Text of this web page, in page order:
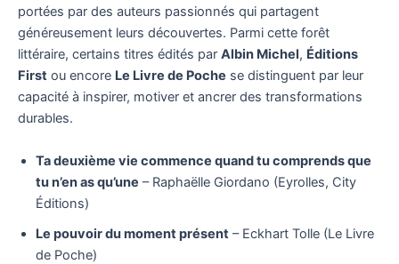
portées par des auteurs passionnés qui partagent
généreusement leurs découvertes. Parmi cette forêt
littéraire, certains titres édités par Albin Michel, Éditions
First ou encore Le Livre de Poche se distinguent par leur
capacité à inspirer, motiver et ancrer des transformations
durables.
Ta deuxième vie commence quand tu comprends que
tu n’en as qu’une – Raphaëlle Giordano (Eyrolles, City
Éditions)
Le pouvoir du moment présent – Eckhart Tolle (Le Livre
de Poche)